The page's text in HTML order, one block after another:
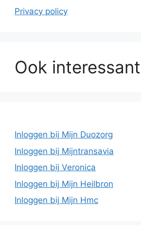
Privacy policy
Ook interessant
Inloggen bij Mijn Duozorg
Inloggen bij Mijntransavia
Inloggen bij Veronica
Inloggen bij Mijn Heilbron
Inloggen bij Mijn Hmc